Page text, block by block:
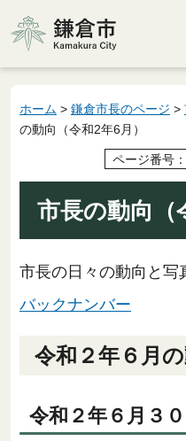
鎌倉市
ホーム > 鎌倉市長のページ >
の動向（令和2年6月）
ページ番号
市長の動向（
市長の日々の動向と写
バックナンバー
令和２年６月
令和２年６月３０